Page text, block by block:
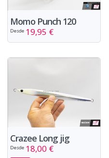
Momo Punch 120
Desde 19,95 €
Crazee Long jig
Desde 18,00 €